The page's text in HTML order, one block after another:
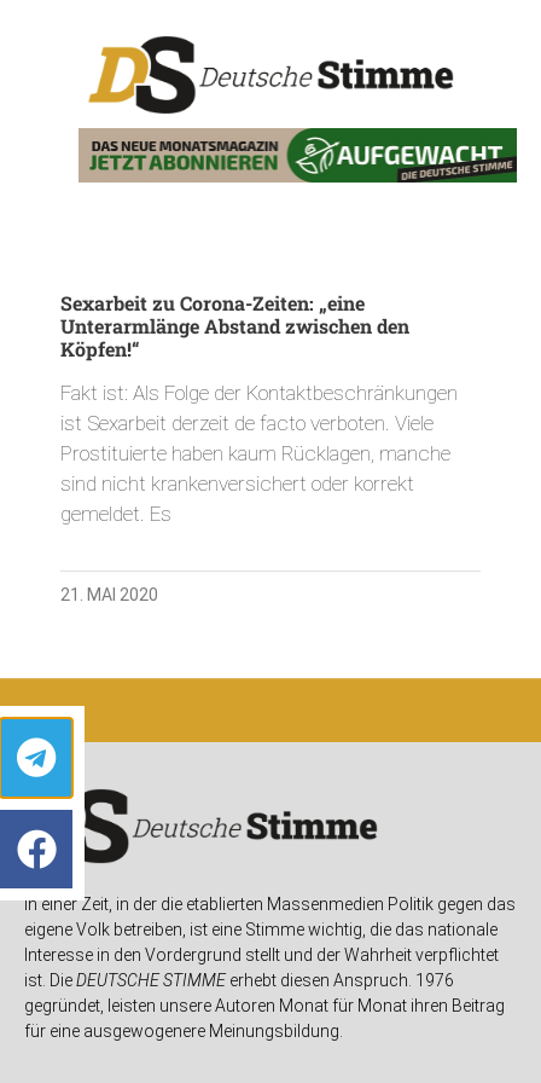
Sexarbeit zu Corona-Zeiten: „eine
Unterarmlänge Abstand zwischen den
Köpfen!“
Fakt ist: Als Folge der Kontaktbeschränkungen
ist Sexarbeit derzeit de facto verboten. Viele
Prostituierte haben kaum Rücklagen, manche
sind nicht krankenversichert oder korrekt
gemeldet. Es
21. MAI 2020
In einer Zeit, in der die etablierten Massenmedien Politik gegen das
eigene Volk betreiben, ist eine Stimme wichtig, die das nationale
Interesse in den Vordergrund stellt und der Wahrheit verpflichtet
ist. DieDEUTSCHE STIMMEerhebt diesen Anspruch. 1976
gegründet, leisten unsere Autoren Monat für Monat ihren Beitrag
für eine ausgewogenere Meinungsbildung.